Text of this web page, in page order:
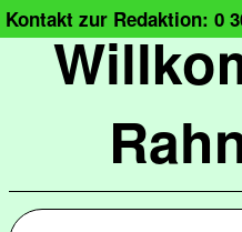
Kontakt zur Redaktion: 0